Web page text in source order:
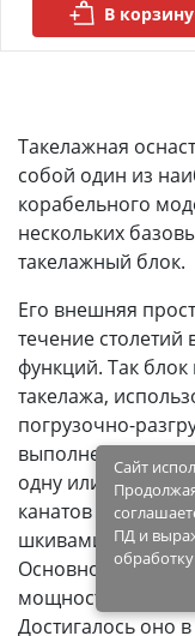
В корзину
Такелажная
собой один из
корабельного
нескольких
такелажный блок.
Его внешняя
течение
функций. Так блок
такелажа,
погрузочно-
выполнен в виде
одну или
канатов и
шкивами, и в
Основной
мощности
Достигалось оно
Сайт
ПД и
обработку